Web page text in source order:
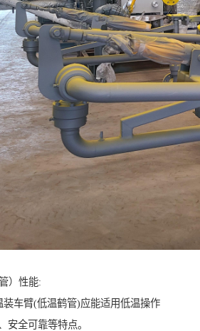
）性能:
装车臂(低温鹤管)应能适用低温操作
安全可靠等特点。